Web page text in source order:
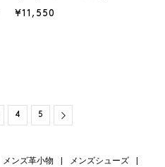
¥11,550
4 5 Next
メンズ革小物 メンズシューズ